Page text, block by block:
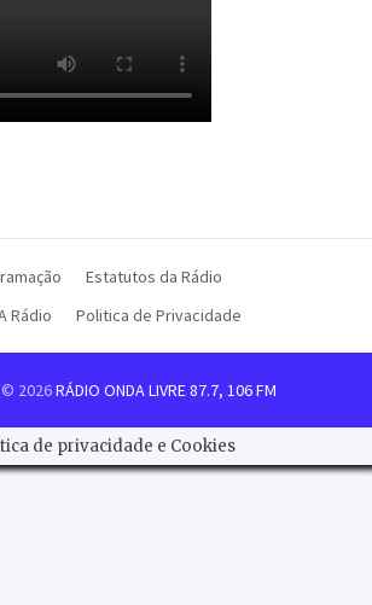
Estatutos da Rádio
Rádio Politica de Privacidade
2026RÁDIO ONDA LIVRE 87.7, 106 FM
de privacidade e Cookies